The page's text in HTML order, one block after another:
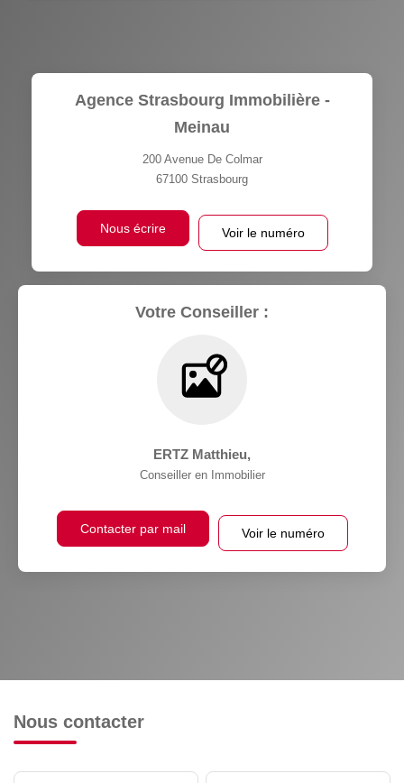
Agence Strasbourg Immobilière -
Meinau
200 Avenue De Colmar
67100 Strasbourg
Nous écrire Voir le numéro
Votre Conseiller :
ERTZ Matthieu,
Conseiller en Immobilier
Contacter par mail Voir le numéro
Nous contacter